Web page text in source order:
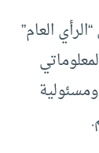
العام”